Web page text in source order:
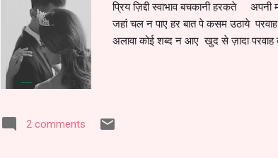
प्रिय ज़िद्दी स्वाभाव बचकानी हरकते
जहां चल न पाए हर बात पे कसम उठाये
अलावा कोई शब्द न आए खुद से ज़ादा परवाह
2 comments